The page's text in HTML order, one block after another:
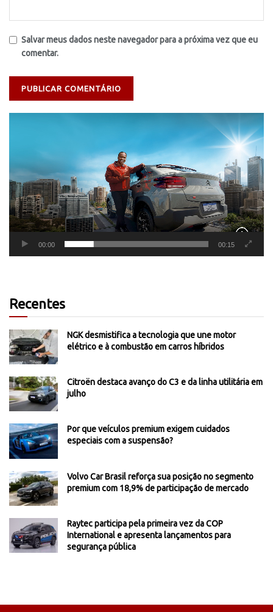
Salvar meus dados neste navegador para a próxima vez que eu
comentar.
00:00 00:15
Recentes
NGK desmistifica a tecnologia que une motor
elétrico e à combustão em carros híbridos
Citroën destaca avanço do C3 e da linha utilitária em
julho
Por que veículos premium exigem cuidados
especiais com a suspensão?
Volvo Car Brasil reforça sua posição no segmento
premium com 18,9% de participação de mercado
Raytec participa pela primeira vez da COP
International e apresenta lançamentos para
segurança pública